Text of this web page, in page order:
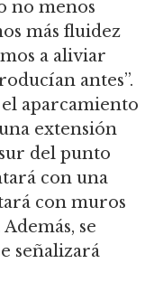
no menos
más fluidez
a aliviar
antes”.
aparcamiento
extensión
del punto
con una
con muros
se
señalizará